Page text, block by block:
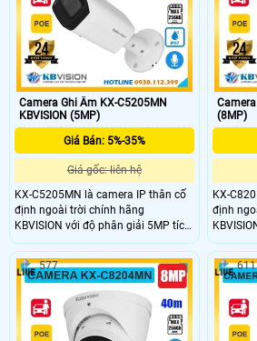
người/phương tiện mang lại sự an
tâm. Hồng ngoại 40m cùng chip xử
lý CMOS cho hình ảnh màu đẹp, sắc
nét, giá rẻ.
nhấp
để
IP67
đặt
Camera Ghi Âm KX-C5205MN
KBVISION (5MP)
Giá Bán: 5%-35%
Giá gốc: liên hệ
KX-C5205MN là camera IP thân cố
định ngoài trời chính hãng
KBVISION với độ phân giải 5MP tích
hợp hồng ngoại ban đêm lên đến
60m và khe cắm thẻ nhớ tối đa
256GB. Camera hỗ trợ POE tích hợp
micro ghi âm và khả năng phân biệt
người và xe thông minh, phù hợp
lắp đặt an ninh hiệu quả. Với thiết
kế vỏ kim loại chuẩn IP67 chống
(8MP)
KX-
định
cho
trợ
60m, có
256GB,
xe, cấp
vỏ kim
chống
577 611